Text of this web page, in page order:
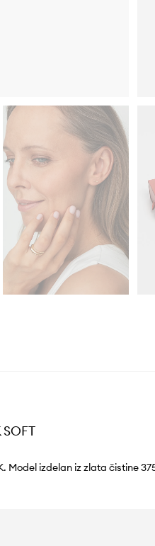
Model izdelan iz zlata čistine